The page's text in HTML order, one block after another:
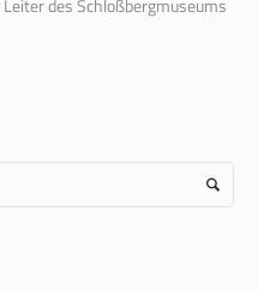
des Schloßbergmuseums